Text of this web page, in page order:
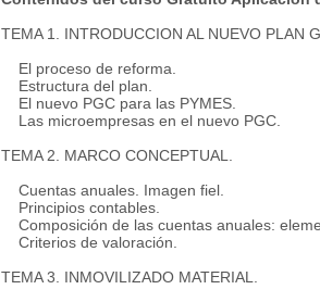
TEMA 1. INTRODUCCION AL NUEVO PLAN
El proceso de reforma.
Estructura del plan.
El nuevo PGC para las PYMES.
Las microempresas en el nuevo PGC.
TEMA 2. MARCO CONCEPTUAL.
Cuentas anuales. Imagen fiel.
Principios contables.
Composición de las cuentas anuales:
Criterios de valoración.
TEMA 3. INMOVILIZADO MATERIAL.